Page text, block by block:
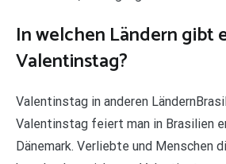
In welchen Ländern gibt
Valentinstag?
Valentinstag in anderen
Valentinstag feiert man in Brasilien
Dänemark. Verliebte und Menschen